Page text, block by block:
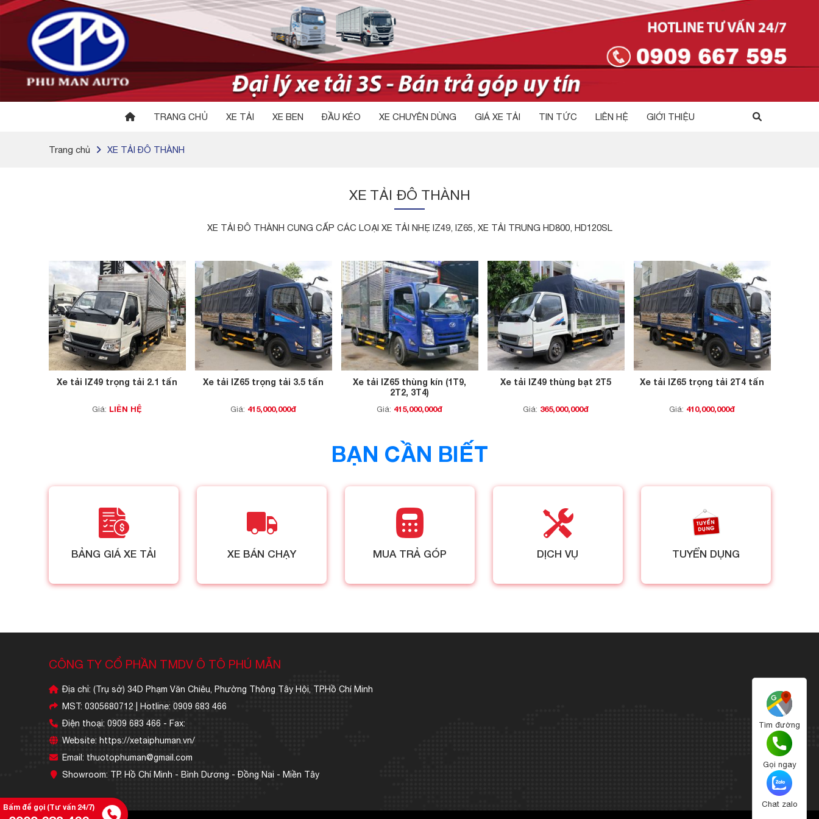
TRANG CHỦ XE TẢI XE BEN ĐẦU KÉO XE CHUYÊN DÙNG GIÁ XE TẢI TIN TỨC LIÊN HỆ GIỚI THIỆU
Trang chủ XE TẢI ĐÔ THÀNH
XE TẢI ĐÔ THÀNH
XE TẢI ĐÔ THÀNH CUNG CẤP CÁC LOẠI XE TẢI NHẸ IZ49, IZ65, XE TẢI TRUNG HD800, HD120SL
Xe tải IZ49 trọng tải 2.1 tấn
Giá: LIÊN HỆ
Xe tải IZ65 trọng tải 3.5 tấn
Giá: 415,000,000đ
Xe tải IZ65 thùng kín (1T9,
2T2, 3T4)
Giá: 415,000,000đ
Xe tải IZ49 thùng bạt 2T5
Giá: 365,000,000đ
Xe tải IZ65 trọng tải 2T4 tấn
Giá: 410,000,000đ
BẠN CẦN BIẾT
BẢNG GIÁ XE TẢI XE BÁN CHẠY MUA TRẢ GÓP DỊCH VỤ TUYỂN DỤNG
CÔNG TY CỔ PHẦN TMDV Ô TÔ PHÚ MẪN
Địa chỉ: (Trụ sở) 34D Phạm Văn Chiêu, Phường Thông Tây Hội, TP.Hồ Chí Minh
MST: 0305680712 | Hotline: 0909 683 466
Điện thoại: 0909 683 466 - Fax:
Website: https://xetaiphuman.vn/
Email: thuotophuman@gmail.com
Showroom: TP. Hồ Chí Minh - Bình Dương - Đồng Nai - Miền Tây
Bấm để gọi (Tư vấn 24/7)
Tìm đường
Gọi ngay
Chat zalo